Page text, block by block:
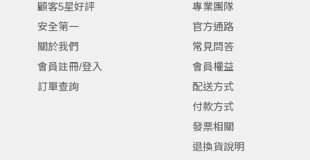
顧客5星好評
安全第一
關於我們
會員註冊/登入
訂單查詢
專業團隊
官方通路
常見問答
會員權益
配送方式
付款方式
發票相關
退換貨說明